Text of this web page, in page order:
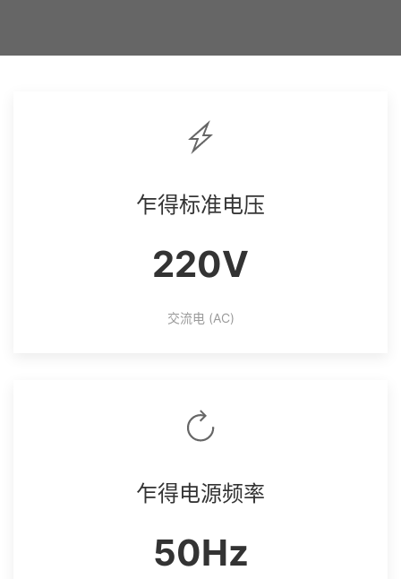
乍得标准电压
220V
交流电 (AC)
乍得电源频率
50Hz